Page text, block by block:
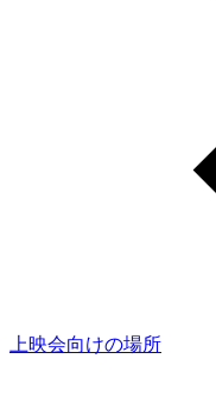
上映会向けの場所